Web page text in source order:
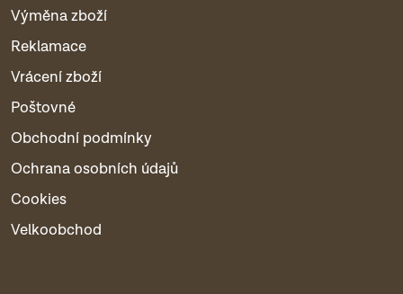
Výměna zboží
Reklamace
Vrácení zboží
Poštovné
Obchodní podmínky
Ochrana osobních údajů
Cookies
Velkoobchod